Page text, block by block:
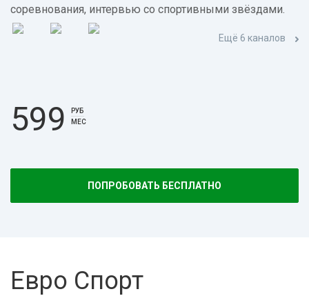
соревнования, интервью со спортивными звёздами.
Ещё 6 каналов
599
РУБ
МЕС
ПОПРОБОВАТЬ БЕСПЛАТНО
Евро Спорт